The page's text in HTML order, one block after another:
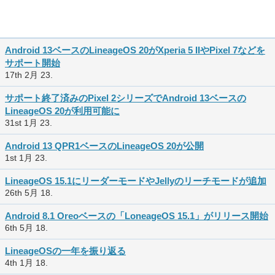
Android 13ベースのLineageOS 20がXperia 5 IIやPixel 7などを
サポート開始
17th 2月 23.
サポート終了済みのPixel 2シリーズでAndroid 13ベースの
LineageOS 20が利用可能に
31st 1月 23.
Android 13 QPR1ベースのLineageOS 20が公開
1st 1月 23.
LineageOS 15.1にリーダーモードやJellyのリーチモードが追加
26th 5月 18.
Android 8.1 Oreoベースの「LoneageOS 15.1」がリリース開始
6th 5月 18.
LineageOSの一年を振り返る
4th 1月 18.